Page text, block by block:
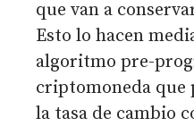
que van a
Esto lo hacen
algoritmo pre-
criptomoneda que
la tasa de cambio